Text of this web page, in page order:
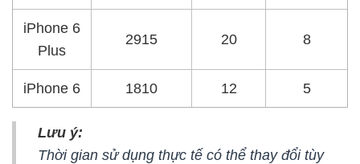
iPhone 6
Plus
2915 20 8
iPhone 6 1810 12 5
Lưu ý:
Thời gian sử dụng thực tế có thể thay đổi tùy